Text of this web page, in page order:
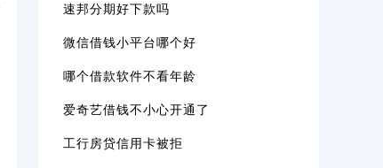
速邦分期好下款吗
微信借钱小平台哪个好
哪个借款软件不看年龄
爱奇艺借钱不小心开通了
工行房贷信用卡被拒